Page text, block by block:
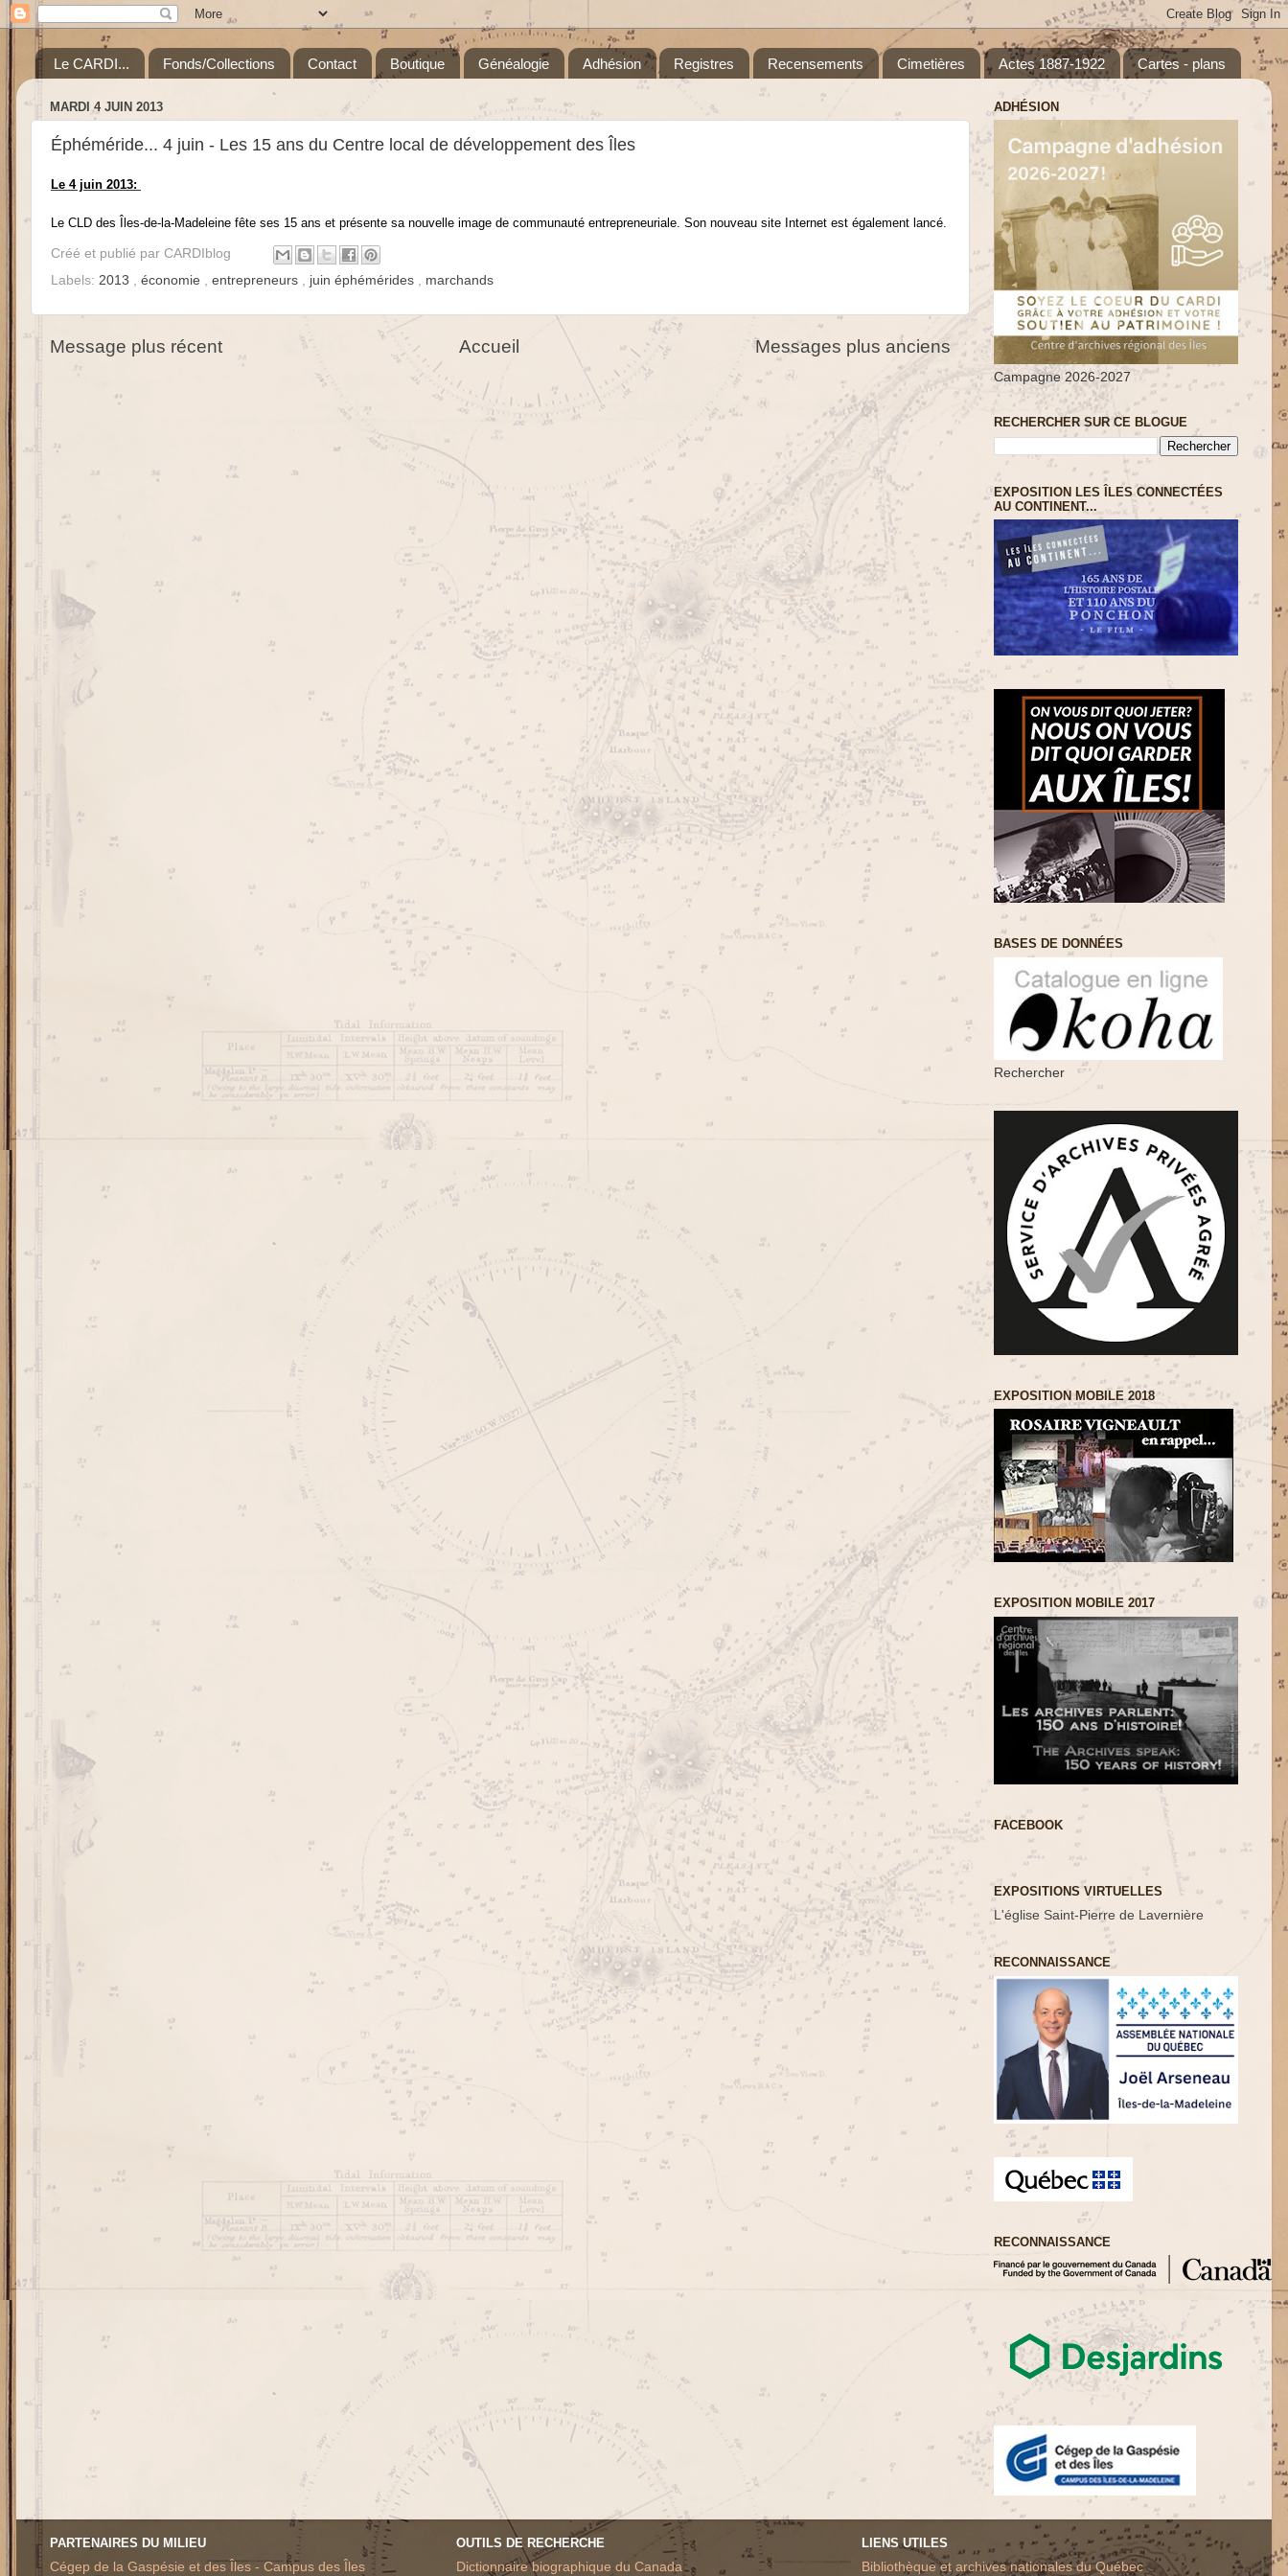
Le CARDI... Fonds/Collections Contact Boutique Généalogie Adhésion Registres Recensements Cimetières Actes 1887-1922 Cartes - plans
MARDI 4 JUIN 2013
Éphéméride... 4 juin - Les 15 ans du Centre local de développement des Îles
Le 4 juin 2013:
Le CLD des Îles-de-la-Madeleine fête ses 15 ans et présente sa nouvelle image de communauté entrepreneuriale. Son nouveau site Internet est également lancé.
Créé et publié par CARDIblog
Labels: 2013 économie entrepreneurs juin éphémérides marchands
Message plus récent Messages plus anciens
Accueil
ADHÉSION
Campagne 2026-2027
RECHERCHER SUR CE BLOGUE
EXPOSITION LES ÎLES CONNECTÉES
AU CONTINENT...
BASES DE DONNÉES
Rechercher
EXPOSITION MOBILE 2018
EXPOSITION MOBILE 2017
FACEBOOK
EXPOSITIONS VIRTUELLES
L'église Saint-Pierre de Lavernière
RECONNAISSANCE
RECONNAISSANCE
PARTENAIRES DU MILIEU
Cégep de la Gaspésie et des Îles - Campus des Îles
OUTILS DE RECHERCHE
Dictionnaire biographique du Canada
LIENS UTILES
Bibliothèque et archives nationales du Québec